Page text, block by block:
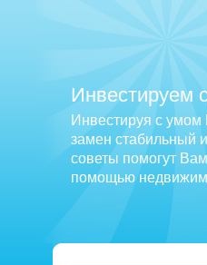
Инвестируем
Инвестируя с
замен стабильный
советы помогут
помощью